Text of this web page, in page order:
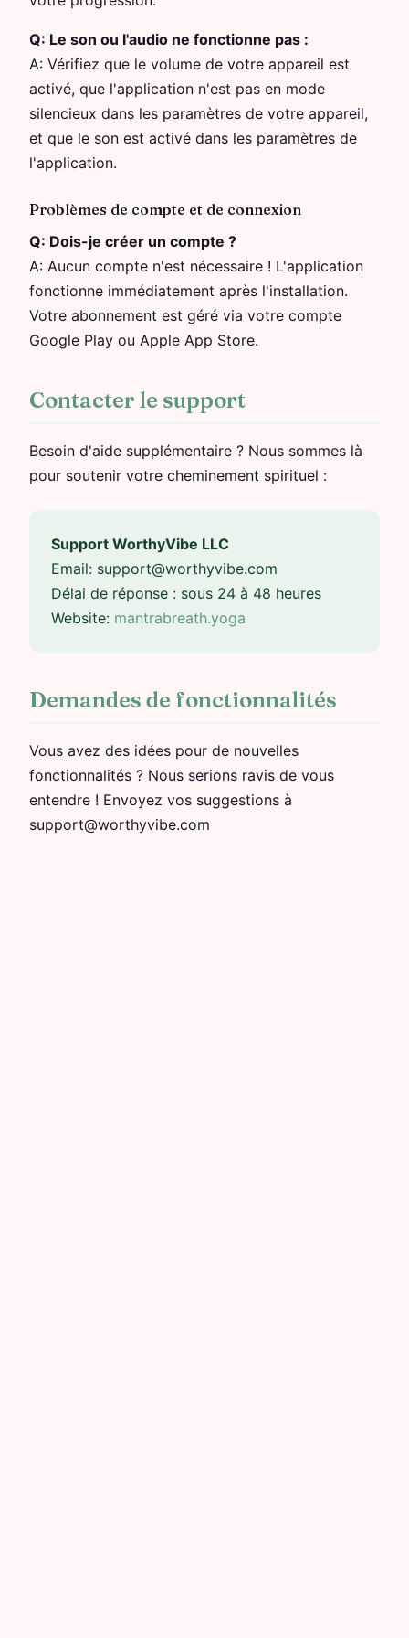
Q: Le son ou l'audio ne fonctionne pas :
A: Vérifiez que le volume de votre appareil est
activé, que l'application n'est pas en mode
silencieux dans les paramètres de votre appareil,
et que le son est activé dans les paramètres de
l'application.
Problèmes de compte et de connexion
Q: Dois-je créer un compte ?
A: Aucun compte n'est nécessaire ! L'application
fonctionne immédiatement après l'installation.
Votre abonnement est géré via votre compte
Google Play ou Apple App Store.
Contacter le support
Besoin d'aide supplémentaire ? Nous sommes là
pour soutenir votre cheminement spirituel :
Support WorthyVibe LLC
Email: support@worthyvibe.com
Délai de réponse : sous 24 à 48 heures
Website: mantrabreath.yoga
Demandes de fonctionnalités
Vous avez des idées pour de nouvelles
fonctionnalités ? Nous serions ravis de vous
entendre ! Envoyez vos suggestions à
support@worthyvibe.com